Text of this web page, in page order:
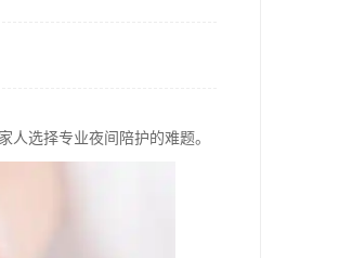
选择专业夜间陪护的难题。